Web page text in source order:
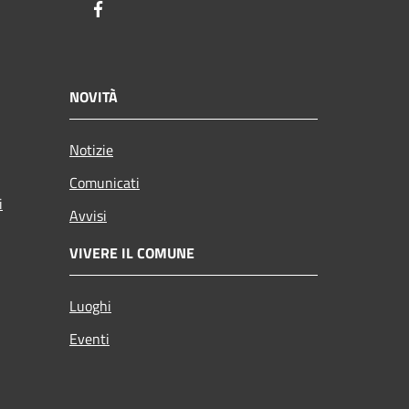
NOVITÀ
Notizie
Comunicati
Avvisi
VIVERE IL COMUNE
Luoghi
Eventi